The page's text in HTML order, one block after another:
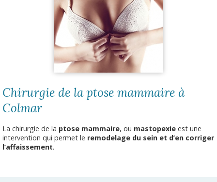
Chirurgie de la ptose mammaire à
Colmar
La chirurgie de la ptose mammaire, ou mastopexie est une
intervention qui permet le remodelage du sein et d’en corriger
l’affaissement.